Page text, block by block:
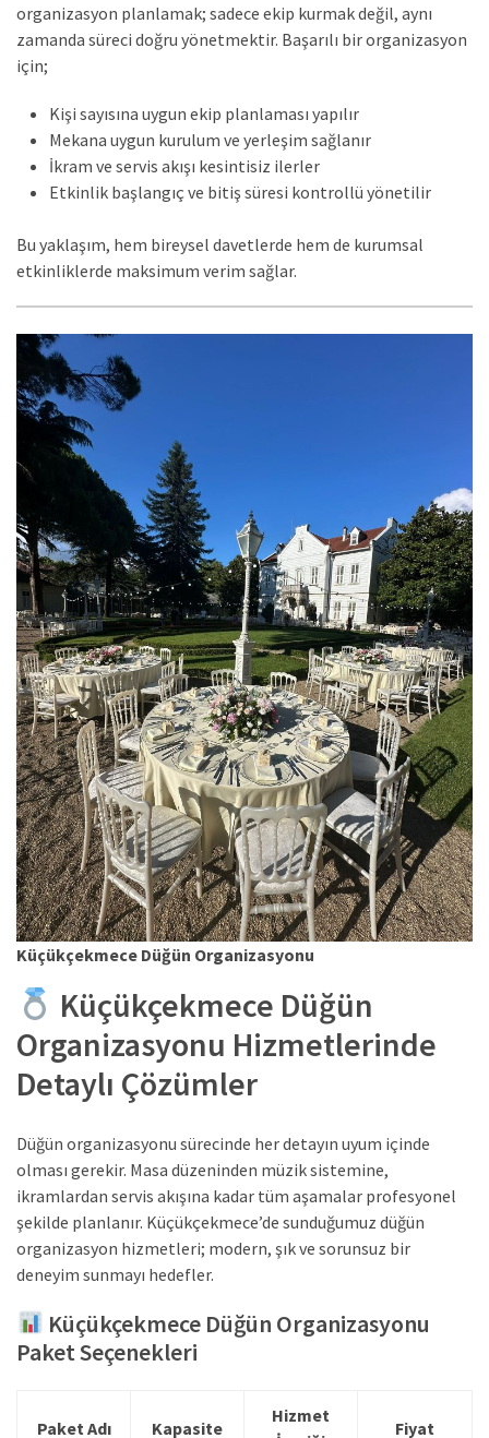
organizasyon planlamak; sadece ekip kurmak değil, aynı
zamanda süreci doğru yönetmektir. Başarılı bir organizasyon
için;
Kişi sayısına uygun ekip planlaması yapılır
Mekana uygun kurulum ve yerleşim sağlanır
İkram ve servis akışı kesintisiz ilerler
Etkinlik başlangıç ve bitiş süresi kontrollü yönetilir
Bu yaklaşım, hem bireysel davetlerde hem de kurumsal
etkinliklerde maksimum verim sağlar.
Küçükçekmece Düğün Organizasyonu
Küçükçekmece Düğün
Organizasyonu Hizmetlerinde
Detaylı Çözümler
Düğün organizasyonu sürecinde her detayın uyum içinde
olması gerekir. Masa düzeninden müzik sistemine,
ikramlardan servis akışına kadar tüm aşamalar profesyonel
şekilde planlanır. Küçükçekmece’de sunduğumuz düğün
organizasyon hizmetleri; modern, şık ve sorunsuz bir
deneyim sunmayı hedefler.
Küçükçekmece Düğün Organizasyonu
Paket Seçenekleri
Paket Adı Kapasite
Hizmet
Fiyat